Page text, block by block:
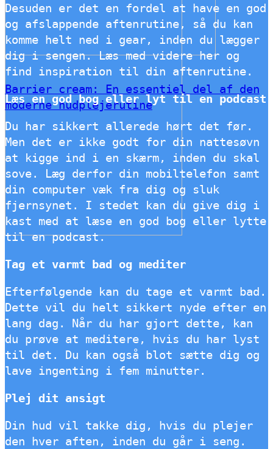
Barrier cream: En essentiel del af den
moderne hudplejerutine
Desuden er det en fordel at have en god
og afslappende aftenrutine, så du kan
komme helt ned i gear, inden du lægger
dig i sengen. Læs med videre her og
find inspiration til din aftenrutine.
Læs en god bog eller lyt til en podcast
Du har sikkert allerede hørt det før.
Men det er ikke godt for din nattesøvn
at kigge ind i en skærm, inden du skal
sove. Læg derfor din mobiltelefon samt
din computer væk fra dig og sluk
fjernsynet. I stedet kan du give dig i
kast med at læse en god bog eller lytte
til en podcast.
Tag et varmt bad og mediter
Efterfølgende kan du tage et varmt bad.
Dette vil du helt sikkert nyde efter en
lang dag. Når du har gjort dette, kan
du prøve at meditere, hvis du har lyst
til det. Du kan også blot sætte dig og
lave ingenting i fem minutter.
Plej dit ansigt
Din hud vil takke dig, hvis du plejer
den hver aften, inden du går i seng.